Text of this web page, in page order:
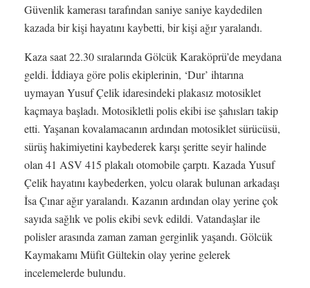
Güvenlik kamerası tarafından saniye saniye kaydedilen
kazada bir kişi hayatını kaybetti, bir kişi ağır yaralandı.
Kaza saat 22.30 sıralarında Gölcük Karaköprü’de meydana
geldi. İddiaya göre polis ekiplerinin, ‘Dur’ ihtarına
uymayan Yusuf Çelik idaresindeki plakasız motosiklet
kaçmaya başladı. Motosikletli polis ekibi ise şahısları takip
etti. Yaşanan kovalamacanın ardından motosiklet sürücüsü,
sürüş hakimiyetini kaybederek karşı şeritte seyir halinde
olan 41 ASV 415 plakalı otomobile çarptı. Kazada Yusuf
Çelik hayatını kaybederken, yolcu olarak bulunan arkadaşı
İsa Çınar ağır yaralandı. Kazanın ardından olay yerine çok
sayıda sağlık ve polis ekibi sevk edildi. Vatandaşlar ile
polisler arasında zaman zaman gerginlik yaşandı. Gölcük
Kaymakamı Müfit Gültekin olay yerine gelerek
incelemelerde bulundu.